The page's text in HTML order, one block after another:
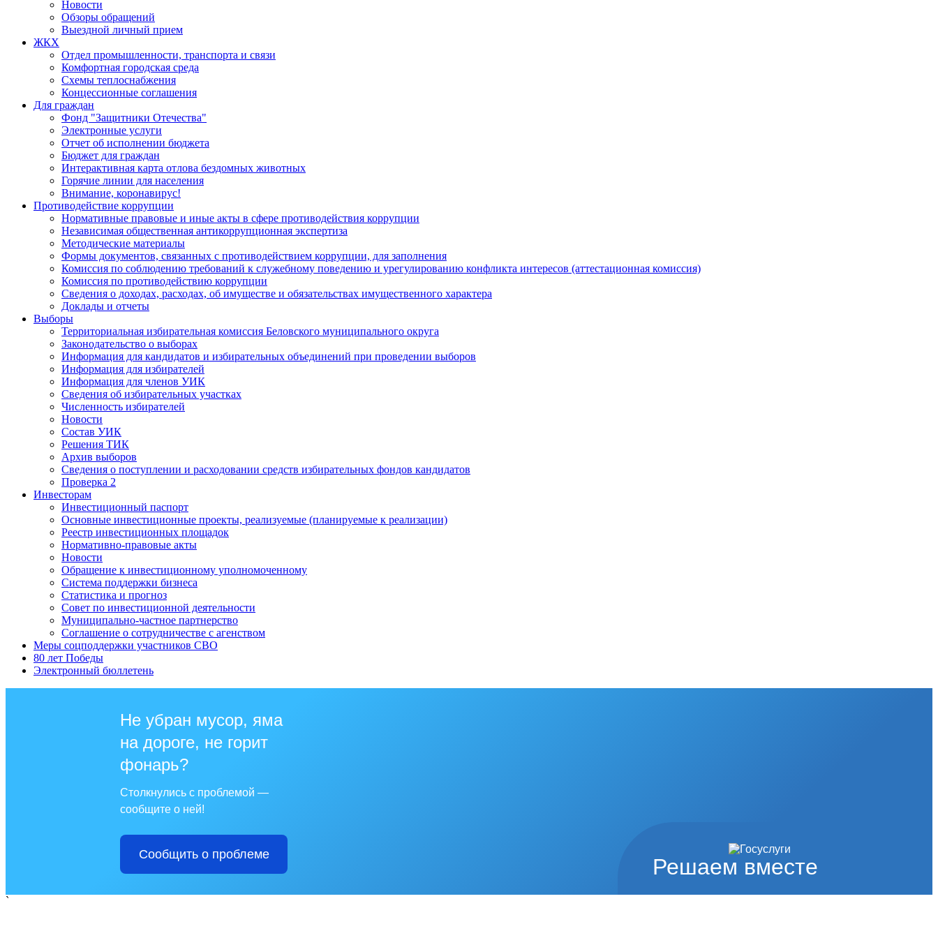
Новости
Обзоры обращений
Выездной личный прием
ЖКХ
Отдел промышленности, транспорта и связи
Комфортная городская среда
Схемы теплоснабжения
Концессионные соглашения
Для граждан
Фонд "Защитники Отечества"
Электронные услуги
Отчет об исполнении бюджета
Бюджет для граждан
Интерактивная карта отлова бездомных животных
Горячие линии для населения
Внимание, коронавирус!
Противодействие коррупции
Нормативные правовые и иные акты в сфере противодействия коррупции
Независимая общественная антикоррупционная экспертиза
Методические материалы
Формы документов, связанных с противодействием коррупции, для заполнения
Комиссия по соблюдению требований к служебному поведению и урегулированию конфликта интересов (аттестационная комиссия)
Комиссия по противодействию коррупции
Сведения о доходах, расходах, об имуществе и обязательствах имущественного характера
Доклады и отчеты
Выборы
Территориальная избирательная комиссия Беловского муниципального округа
Законодательство о выборах
Информация для кандидатов и избирательных объединений при проведении выборов
Информация для избирателей
Информация для членов УИК
Сведения об избирательных участках
Численность избирателей
Новости
Состав УИК
Решения ТИК
Архив выборов
Сведения о поступлении и расходовании средств избирательных фондов кандидатов
Проверка 2
Инвесторам
Инвестиционный паспорт
Основные инвестиционные проекты, реализуемые (планируемые к реализации)
Реестр инвестиционных площадок
Нормативно-правовые акты
Новости
Обращение к инвестиционному уполномоченному
Система поддержки бизнеса
Статистика и прогноз
Совет по инвестиционной деятельности
Муниципально-частное партнерство
Соглашение о сотрудничестве с агенством
Меры соцподдержки участников СВО
80 лет Победы
Электронный бюллетень
Решаем вместе
Не убран мусор, яма
на дороге, не горит
фонарь?
Столкнулись с проблемой —
сообщите о ней!
Сообщить о проблеме
`